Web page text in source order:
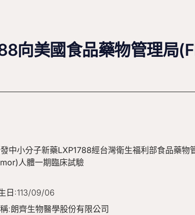
向美國食品藥物管理局
中小分子新藥LXP1788經台灣衛生福利部食品藥
人體一期臨床試驗
日:113/09/06
:朗齊生物醫學股份有限公司